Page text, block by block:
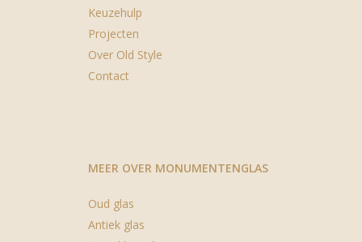
Keuzehulp
Projecten
Over Old Style
Contact
MEER OVER MONUMENTENGLAS
Oud glas
Antiek glas